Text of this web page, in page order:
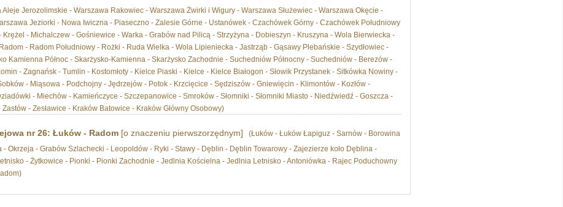
Jerozolimskie - Warszawa Rakowiec - Warszawa Żwirki i Wigury - Warszawa Służewiec - Warszawa Okęcie -
Jeziorki - Nowa Iwiczna - Piaseczno - Zalesie Górne - Ustanówek - Czachówek Górny - Czachówek Południowy
Krężel - Michalczew - Gośniewice - Warka - Grabów nad Pilicą - Strzyżyna - Dobieszyn - Kruszyna - Wola Bierwiecka -
- Radom Południowy - Rożki - Ruda Wielka - Wola Lipieniecka - Jastrząb - Gąsawy Plebańskie - Szydłowiec -
Kamienna Północ - Skarżysko-Kamienna - Skarżysko Zachodnie - Suchedniów Północny - Suchedniów - Berezów -
- Zagnańsk - Tumlin - Kostomłoty - Kielce Piaski - Kielce - Kielce Białogon - Słowik Przystanek - Sitkówka Nowiny -
- Miąsowa - Podchojny - Jędrzejów - Potok - Krzcięcice - Sędziszów - Gniewięcin - Klimontów - Kozłów -
- Miechów - Kamieńczyce - Szczepanowice - Smroków - Słomniki - Słomniki Miasto - Niedźwiedź - Goszcza -
- Zesławice - Kraków Batowice - Kraków Główny Osobowy)
nr 26: Łuków - Radom[o znaczeniu pierwszorzędnym]
(Łuków - Łuków Łapiguz - Sarnów - Borowina
- Okrzeja - Grabów Szlachecki - Leopoldów - Ryki - Stawy - Dęblin - Dęblin Towarowy - Zajezierze koło Dęblina -
- Żytkowice - Pionki - Pionki Zachodnie - Jedlnia Kościelna - Jedlnia Letnisko - Antoniówka - Rajec Poduchowny